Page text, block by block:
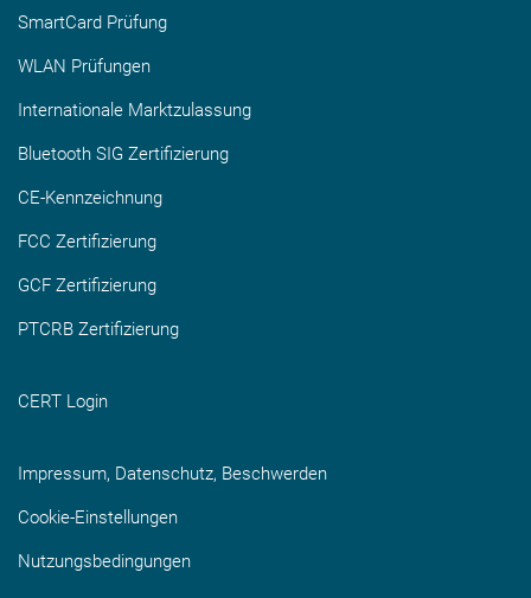
SmartCard Prüfung
WLAN Prüfungen
Internationale Marktzulassung
Bluetooth SIG Zertifizierung
CE-Kennzeichnung
FCC Zertifizierung
GCF Zertifizierung
PTCRB Zertifizierung
CERT Login
Impressum, Datenschutz, Beschwerden
Cookie-Einstellungen
Nutzungsbedingungen